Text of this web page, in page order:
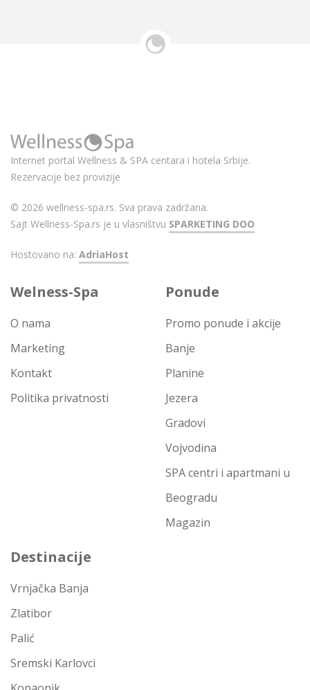
Internet portal Wellness & SPA centara i hotela Srbije.
Rezervacije bez provizije
© 2026 wellness-spa.rs. Sva prava zadržana.
Sajt Wellness-Spa.rs je u vlasništvu SPARKETING DOO
Hostovano na: AdriaHost
Welness-Spa
O nama
Marketing
Kontakt
Politika privatnosti
Ponude
Promo ponude i akcije
Banje
Planine
Jezera
Gradovi
Vojvodina
SPA centri i apartmani u
Beogradu
Magazin
Destinacije
Vrnjačka Banja
Zlatibor
Palić
Sremski Karlovci